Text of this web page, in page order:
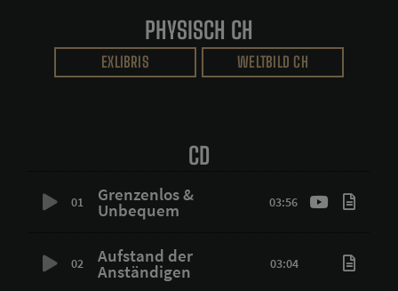
PHYSISCH CH
EXLIBRIS WELTBILD CH
CD
01 Grenzenlos &
Unbequem 03:56
02 Aufstand der
Anständigen 03:04